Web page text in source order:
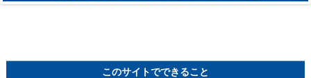
メール通知登録
モバイルサイト
このサイトでできること